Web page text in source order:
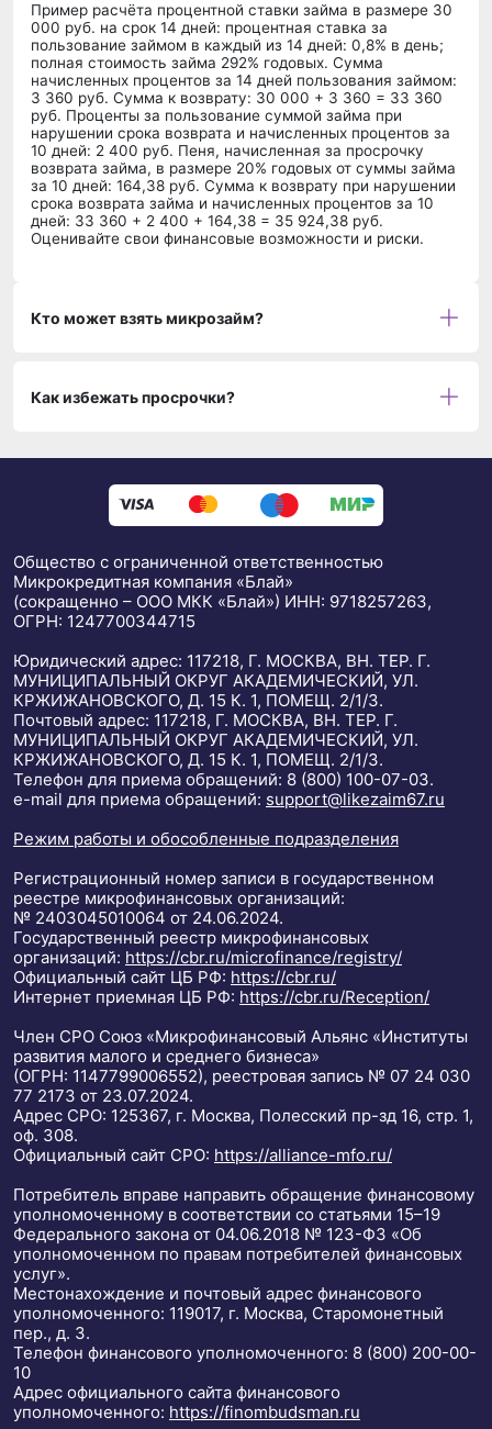
Пример расчёта процентной ставки займа в размере 30
000 руб. на срок 14 дней: процентная ставка за
пользование займом в каждый из 14 дней: 0,8% в день;
полная стоимость займа 292% годовых. Сумма
начисленных процентов за 14 дней пользования займом:
3 360 руб. Сумма к возврату: 30 000 + 3 360 = 33 360
руб. Проценты за пользование суммой займа при
нарушении срока возврата и начисленных процентов за
10 дней: 2 400 руб. Пеня, начисленная за просрочку
возврата займа, в размере 20% годовых от суммы займа
за 10 дней: 164,38 руб. Сумма к возврату при нарушении
срока возврата займа и начисленных процентов за 10
дней: 33 360 + 2 400 + 164,38 = 35 924,38 руб.
Оценивайте свои финансовые возможности и риски.
Кто может взять микрозайм?
Как избежать просрочки?
Общество с ограниченной ответственностью
Микрокредитная компания «Блай»
(сокращенно – ООО МКК «Блай») ИНН: 9718257263,
ОГРН: 1247700344715
Юридический адрес: 117218, Г. МОСКВА, ВН. ТЕР. Г.
МУНИЦИПАЛЬНЫЙ ОКРУГ АКАДЕМИЧЕСКИЙ, УЛ.
КРЖИЖАНОВСКОГО, Д. 15 К. 1, ПОМЕЩ. 2/1/3.
Почтовый адрес: 117218, Г. МОСКВА, ВН. ТЕР. Г.
МУНИЦИПАЛЬНЫЙ ОКРУГ АКАДЕМИЧЕСКИЙ, УЛ.
КРЖИЖАНОВСКОГО, Д. 15 К. 1, ПОМЕЩ. 2/1/3.
Телефон для приема обращений: 8 (800) 100-07-03.
е-mail для приема обращений: support@likezaim67.ru
Режим работы и обособленные подразделения
Регистрационный номер записи в государственном
реестре микрофинансовых организаций:
№ 2403045010064 от 24.06.2024.
Государственный реестр микрофинансовых
организаций: https://cbr.ru/microfinance/registry/
Официальный сайт ЦБ РФ: https://cbr.ru/
Интернет приемная ЦБ РФ: https://cbr.ru/Reception/
Член СРО Союз «Микрофинансовый Альянс «Институты
развития малого и среднего бизнеса»
(ОГРН: 1147799006552), реестровая запись № 07 24 030
77 2173 от 23.07.2024.
Адрес СРО: 125367, г. Москва, Полесский пр-зд 16, стр. 1,
оф. 308.
Официальный сайт СРО: https://alliance-mfo.ru/
Потребитель вправе направить обращение финансовому
уполномоченному в соответствии со статьями 15–19
Федерального закона от 04.06.2018 № 123-ФЗ «Об
уполномоченном по правам потребителей финансовых
услуг».
Местонахождение и почтовый адрес финансового
уполномоченного: 119017, г. Москва, Старомонетный
пер., д. 3.
Телефон финансового уполномоченного: 8 (800) 200-00-
10
Адрес официального сайта финансового
уполномоченного: https://finombudsman.ru